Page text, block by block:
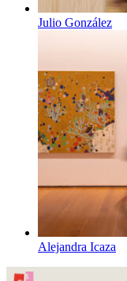
Julio González
Alejandra Icaza